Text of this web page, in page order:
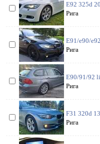
E92 325d
Рига
E91/e90/
Рига
E90/91/92
Рига
F31 320d
Рига